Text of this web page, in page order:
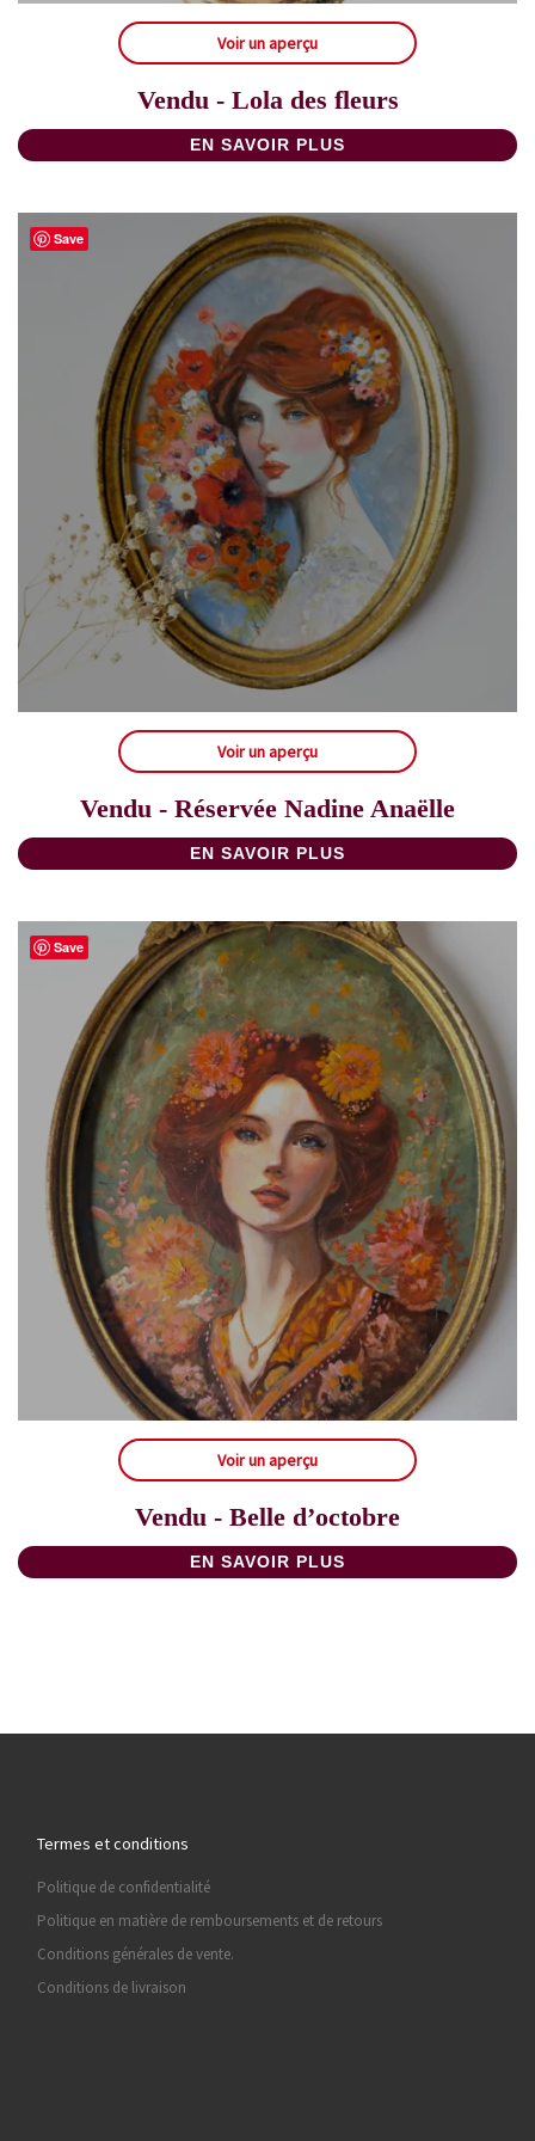
Voir un aperçu
Vendu - Lola des fleurs
EN SAVOIR PLUS
Save
Voir un aperçu
Vendu - Réservée Nadine Anaëlle
EN SAVOIR PLUS
Save
Voir un aperçu
Vendu - Belle d’octobre
EN SAVOIR PLUS
Termes et conditions
Politique de confidentialité
Politique en matière de remboursements et de retours
Conditions générales de vente.
Conditions de livraison